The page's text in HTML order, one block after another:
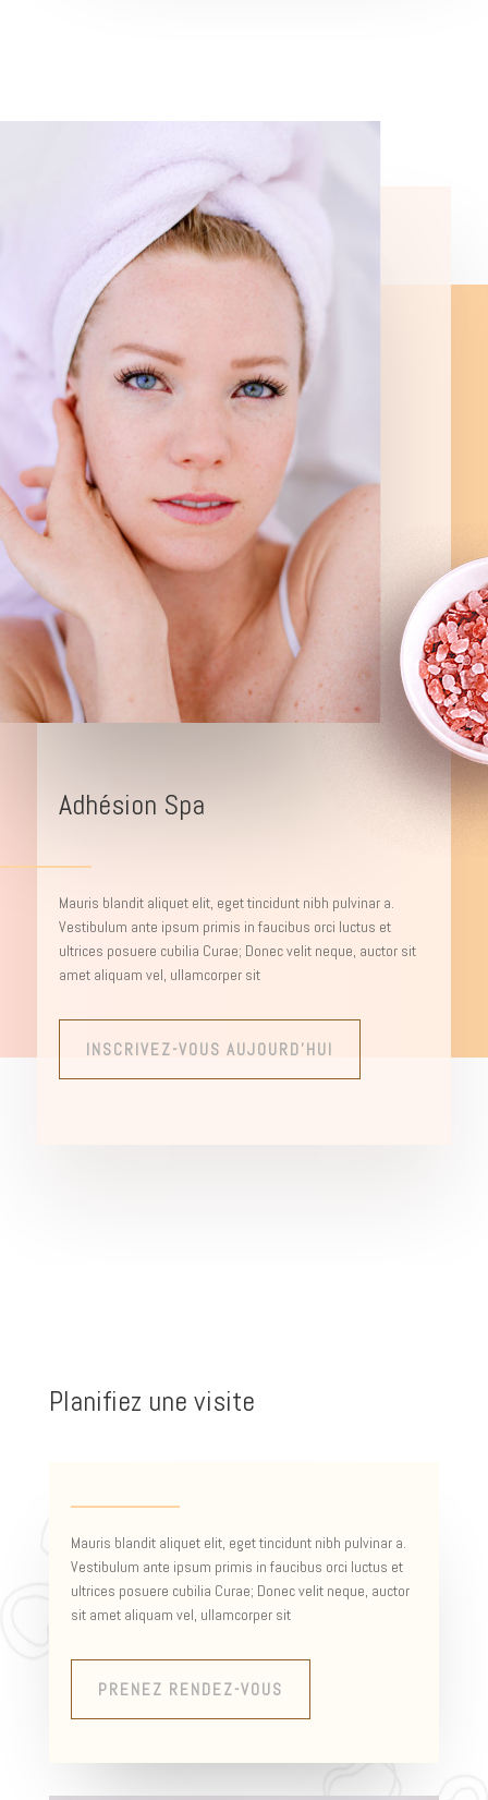
Adhésion Spa
Mauris blandit aliquet elit, eget tincidunt nibh pulvinar a.
Vestibulum ante ipsum primis in faucibus orci luctus et
ultrices posuere cubilia Curae; Donec velit neque, auctor sit
amet aliquam vel, ullamcorper sit
INSCRIVEZ-VOUS AUJOURD'HUI
Planifiez une visite
Mauris blandit aliquet elit, eget tincidunt nibh pulvinar a.
Vestibulum ante ipsum primis in faucibus orci luctus et
ultrices posuere cubilia Curae; Donec velit neque, auctor
sit amet aliquam vel, ullamcorper sit
PRENEZ RENDEZ-VOUS